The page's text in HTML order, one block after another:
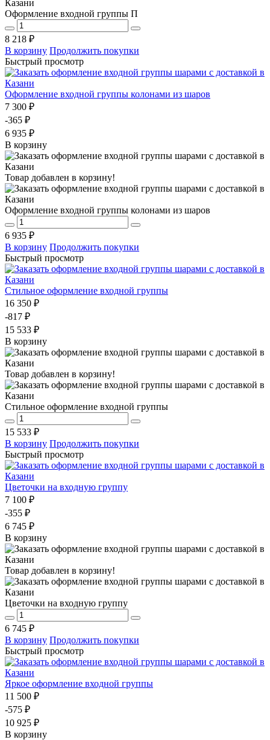
Оформление входной группы П
8 218 ₽
В корзину Продолжить покупки
Быстрый просмотр
Оформление входной группы колонами из шаров
7 300 ₽
-365 ₽
6 935 ₽
В корзину
Товар добавлен в корзину!
Оформление входной группы колонами из шаров
6 935 ₽
В корзину Продолжить покупки
Быстрый просмотр
Стильное оформление входной группы
16 350 ₽
-817 ₽
15 533 ₽
В корзину
Товар добавлен в корзину!
Стильное оформление входной группы
15 533 ₽
В корзину Продолжить покупки
Быстрый просмотр
Цветочки на входную группу
7 100 ₽
-355 ₽
6 745 ₽
В корзину
Товар добавлен в корзину!
Цветочки на входную группу
6 745 ₽
В корзину Продолжить покупки
Быстрый просмотр
Яркое оформление входной группы
11 500 ₽
-575 ₽
10 925 ₽
В корзину